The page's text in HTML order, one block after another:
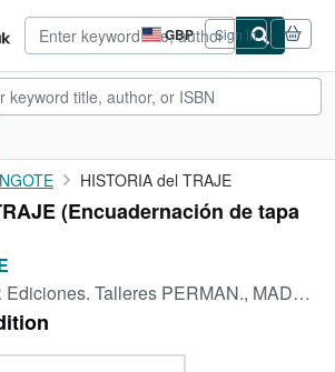
GBP
Site
shopping
preferences
Sign in
HISTORIA del TRAJE
(Encuadernación de tapa
Talleres PERMAN., MADRID, 1963